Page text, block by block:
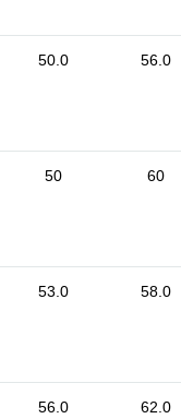
50.0 56.0
50 60
53.0 58.0
56.0 62.0